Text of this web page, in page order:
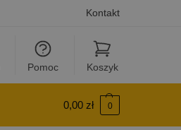
Kontakt
Pomoc Koszyk
0,00 zł 0